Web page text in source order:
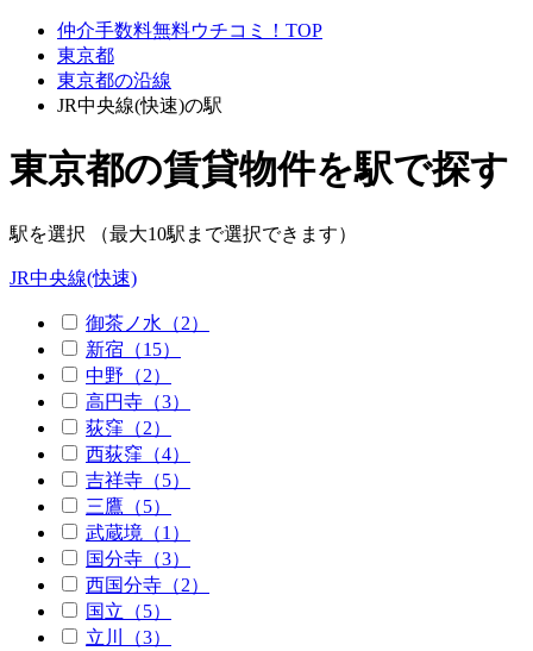
仲介手数料無料ウチコミ！TOP
東京都
東京都の沿線
JR中央線(快速)の駅
東京都の賃貸物件を駅で探す
駅を選択 （最大10駅まで選択できます）
JR中央線(快速)
御茶ノ水（2）
新宿（15）
中野（2）
高円寺（3）
荻窪（2）
西荻窪（4）
吉祥寺（5）
三鷹（5）
武蔵境（1）
国分寺（3）
西国分寺（2）
国立（5）
立川（3）